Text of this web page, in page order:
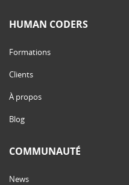
HUMAN CODERS
Formations
Clients
À propos
Blog
COMMUNAUTÉ
News